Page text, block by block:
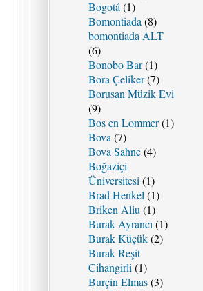
Bogotá (1)
Bomontiada (8)
bomontiada ALT
(6)
Bonobo Bar(1)
Bora Çeliker(7)
Borusan Müzik Evi
(9)
Bos en Lommer(1)
Bova (7)
Bova Sahne(4)
Boğaziçi
Üniversitesi (1)
Brad Henkel (1)
Briken Aliu (1)
Burak Ayrancı (1)
Burak Küçük(2)
Burak Reşit
Cihangirli (1)
Burçin Elmas(3)